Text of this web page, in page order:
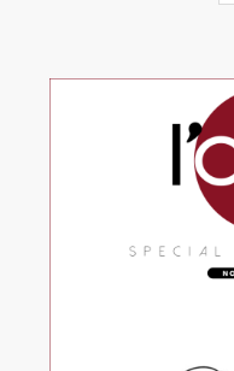
Annonces emploi